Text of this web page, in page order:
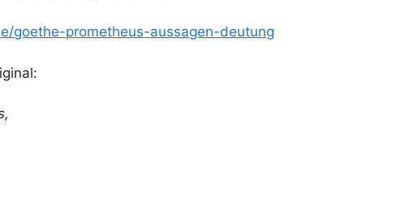
goethe-prometheus-aussagen-deutung